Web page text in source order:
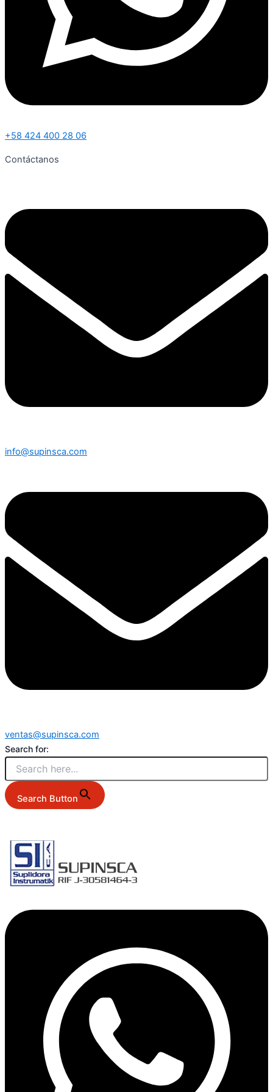
+58 424 400 28 06
Contáctanos
info@supinsca.com
ventas@supinsca.com
Search for:
Search Button